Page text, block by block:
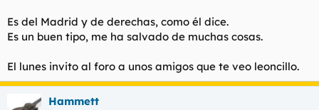
Es del Madrid y de derechas, como él dice.
Es un buen tipo, me ha salvado de muchas cosas.
El lunes invito al foro a unos amigos que te veo leoncillo.
Hammett